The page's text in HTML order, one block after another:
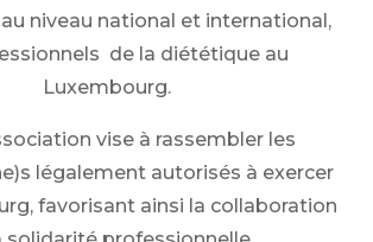
niveau national et international,
de la diététique au
Luxembourg.
vise à rassembler les
légalement autorisés à exercer
favorisant ainsi la collaboration